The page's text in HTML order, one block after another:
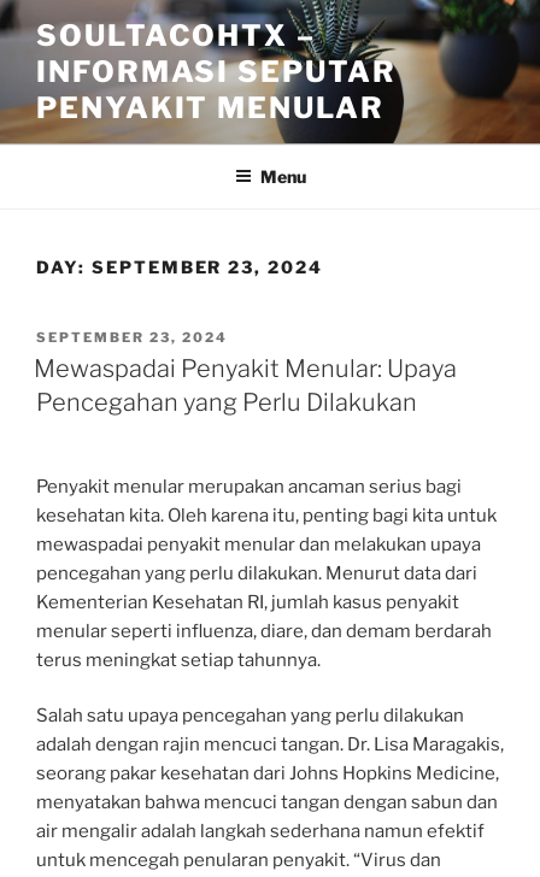
Skip
to
content
SOULTACOHTX –
INFORMASI SEPUTAR
PENYAKIT MENULAR
Menu
DAY: SEPTEMBER 23, 2024
POSTED
ON
SEPTEMBER 23, 2024
Mewaspadai Penyakit Menular: Upaya
Pencegahan yang Perlu Dilakukan
Penyakit menular merupakan ancaman serius bagi
kesehatan kita. Oleh karena itu, penting bagi kita untuk
mewaspadai penyakit menular dan melakukan upaya
pencegahan yang perlu dilakukan. Menurut data dari
Kementerian Kesehatan RI, jumlah kasus penyakit
menular seperti influenza, diare, dan demam berdarah
terus meningkat setiap tahunnya.
Salah satu upaya pencegahan yang perlu dilakukan
adalah dengan rajin mencuci tangan. Dr. Lisa Maragakis,
seorang pakar kesehatan dari Johns Hopkins Medicine,
menyatakan bahwa mencuci tangan dengan sabun dan
air mengalir adalah langkah sederhana namun efektif
untuk mencegah penularan penyakit. “Virus dan